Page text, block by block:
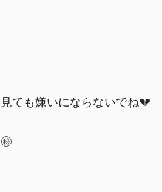
ても嫌いにならないでね💔